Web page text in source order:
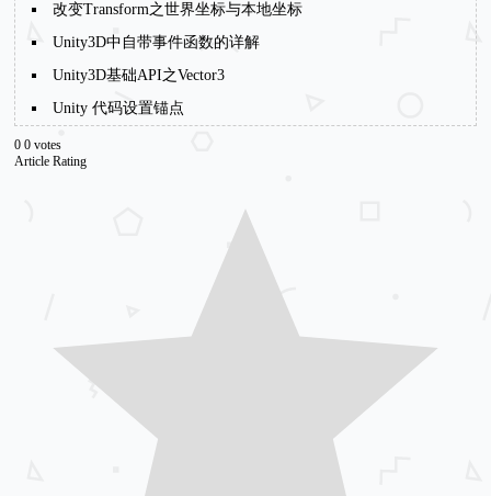
改变Transform之世界坐标与本地坐标
Unity3D中自带事件函数的详解
Unity3D基础API之Vector3
Unity 代码设置锚点
0 0 votes
Article Rating